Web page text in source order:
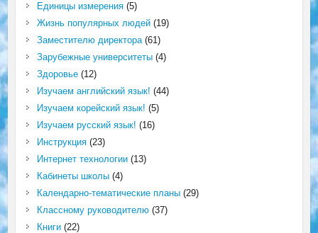
Единицы измерения(5)
Жизнь популярных людей(19)
Заместителю директора(61)
Зарубежные университеты(4)
Здоровье(12)
Изучаем английский язык! (44)
Изучаем корейский язык! (5)
Изучаем русский язык! (16)
Инструкция(23)
Интернет технологии(13)
Кабинеты школы(4)
Календарно-тематические планы(29)
Классному руководителю(37)
Книги(22)